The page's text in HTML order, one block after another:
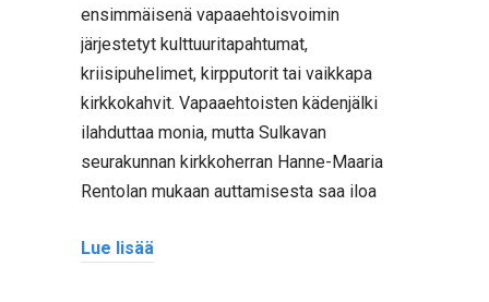
ensimmäisenä vapaaehtoisvoimin
järjestetyt kulttuuritapahtumat,
kriisipuhelimet, kirpputorit tai vaikkapa
kirkkokahvit. Vapaaehtoisten kädenjälki
ilahduttaa monia, mutta Sulkavan
seurakunnan kirkkoherran Hanne-Maaria
Rentolan mukaan auttamisesta saa iloa
Lue lisää